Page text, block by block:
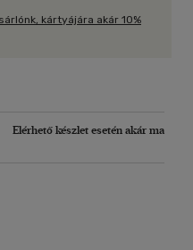
kártyájára akár 10%
Elérhető készlet esetén akár ma